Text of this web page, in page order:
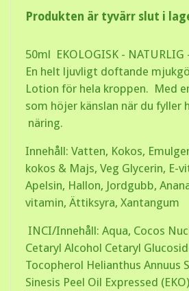
Produkten är tyvärr slut i
50ml EKOLOGISK - NATURLIG
En helt ljuvligt doftande
Lotion för hela kroppen. Med
som höjer känslan när du fyller
näring.
Innehåll: Vatten, Kokos,
kokos & Majs, Veg Glycerin, E-
Apelsin, Hallon, Jordgubb,
vitamin, Ättiksyra, Xantangum
INCI/Innehåll: Aqua, Cocos
Cetaryl Alcohol Cetaryl
Tocopherol Helianthus Annuus
Sinesis Peel Oil Expressed